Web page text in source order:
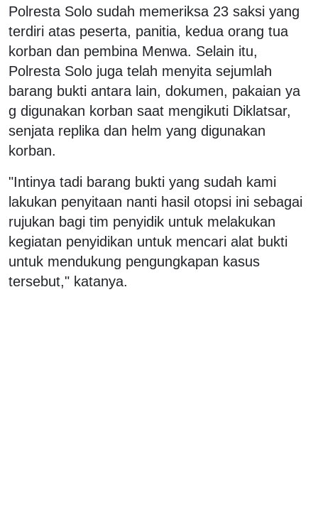
Polresta Solo sudah memeriksa 23 saksi yang
terdiri atas peserta, panitia, kedua orang tua
korban dan pembina Menwa. Selain itu,
Polresta Solo juga telah menyita sejumlah
barang bukti antara lain, dokumen, pakaian ya
g digunakan korban saat mengikuti Diklatsar,
senjata replika dan helm yang digunakan
korban.
"Intinya tadi barang bukti yang sudah kami
lakukan penyitaan nanti hasil otopsi ini sebagai
rujukan bagi tim penyidik untuk melakukan
kegiatan penyidikan untuk mencari alat bukti
untuk mendukung pengungkapan kasus
tersebut," katanya.